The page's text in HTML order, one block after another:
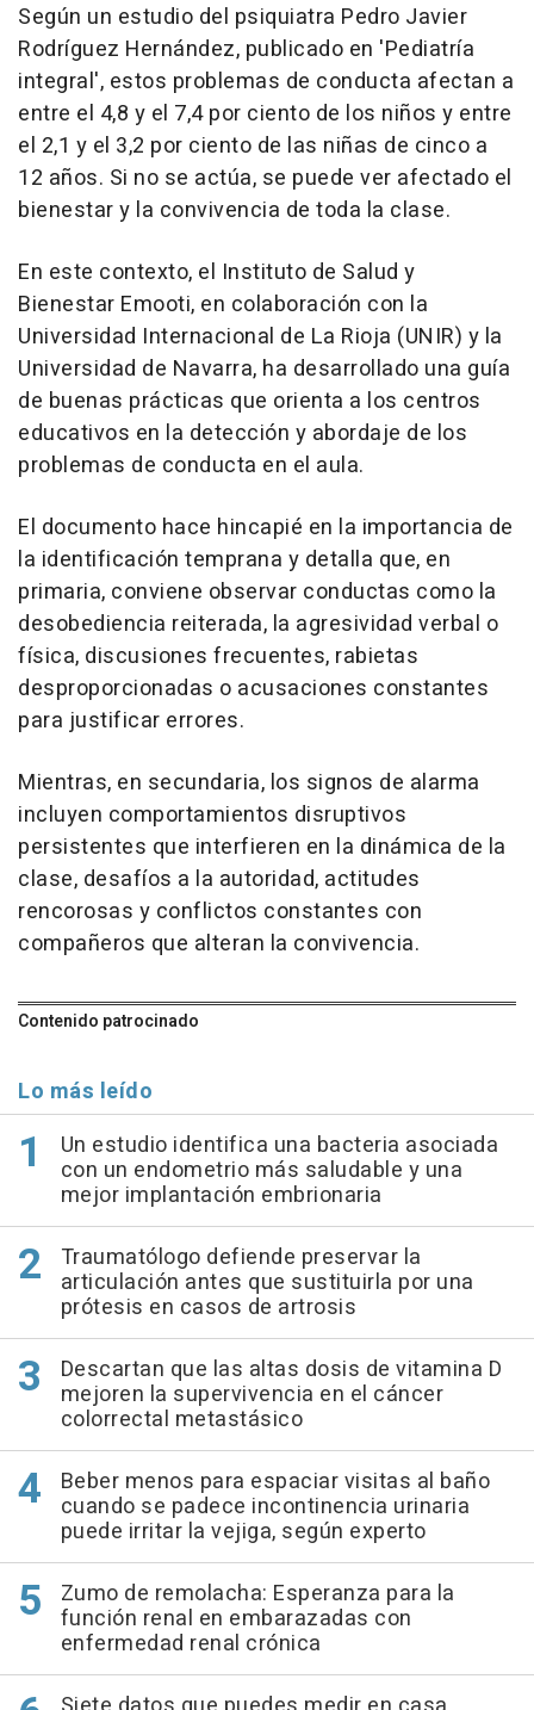
Según un estudio del psiquiatra Pedro Javier
Rodríguez Hernández, publicado en 'Pediatría
integral', estos problemas de conducta afectan a
entre el 4,8 y el 7,4 por ciento de los niños y entre
el 2,1 y el 3,2 por ciento de las niñas de cinco a
12 años. Si no se actúa, se puede ver afectado el
bienestar y la convivencia de toda la clase.
En este contexto, el Instituto de Salud y
Bienestar Emooti, en colaboración con la
Universidad Internacional de La Rioja (UNIR) y la
Universidad de Navarra, ha desarrollado una guía
de buenas prácticas que orienta a los centros
educativos en la detección y abordaje de los
problemas de conducta en el aula.
El documento hace hincapié en la importancia de
la identificación temprana y detalla que, en
primaria, conviene observar conductas como la
desobediencia reiterada, la agresividad verbal o
física, discusiones frecuentes, rabietas
desproporcionadas o acusaciones constantes
para justificar errores.
Mientras, en secundaria, los signos de alarma
incluyen comportamientos disruptivos
persistentes que interfieren en la dinámica de la
clase, desafíos a la autoridad, actitudes
rencorosas y conflictos constantes con
compañeros que alteran la convivencia.
Contenido patrocinado
Lo más leído
Un estudio identifica una bacteria asociada
con un endometrio más saludable y una
mejor implantación embrionaria
Traumatólogo defiende preservar la
articulación antes que sustituirla por una
prótesis en casos de artrosis
Descartan que las altas dosis de vitamina D
mejoren la supervivencia en el cáncer
colorrectal metastásico
Beber menos para espaciar visitas al baño
cuando se padece incontinencia urinaria
puede irritar la vejiga, según experto
Zumo de remolacha: Esperanza para la
función renal en embarazadas con
enfermedad renal crónica